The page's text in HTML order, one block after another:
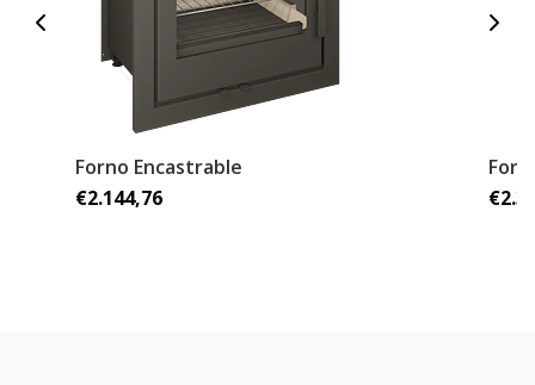
Forno Encastrable
€2.144,76